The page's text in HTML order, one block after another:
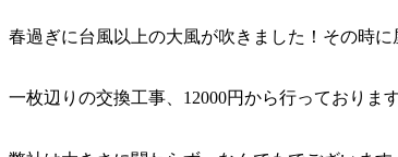
春過ぎに台風以上の大風が吹きました！その時に
一枚辺りの交換工事、12000円から行っております